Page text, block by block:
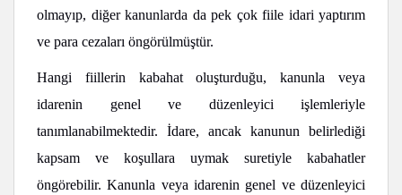
olmayıp, diğer kanunlarda da pek çok fiile idari yaptırım
ve para cezaları öngörülmüştür.
Hangi fiillerin kabahat oluşturduğu, kanunla veya
idarenin genel ve düzenleyici işlemleriyle
tanımlanabilmektedir. İdare, ancak kanunun belirlediği
kapsam ve koşullara uymak suretiyle kabahatler
öngörebilir. Kanunla veya idarenin genel ve düzenleyici